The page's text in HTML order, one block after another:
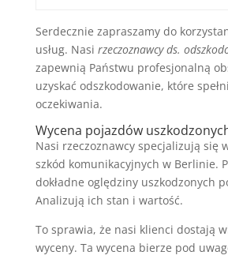
Serdecznie zapraszamy do
usług. Nasi rzeczoznawcy ds.
zapewnią Państwu profesjonalną
uzyskać odszkodowanie, które
oczekiwania.
Wycena pojazdów
Nasi rzeczoznawcy specjalizują się
szkód komunikacyjnych w Berlinie.
dokładne oględziny uszkodzonych
Analizują ich stan i wartość.
To sprawia, że nasi klienci dostają
wyceny. Ta wycena bierze pod